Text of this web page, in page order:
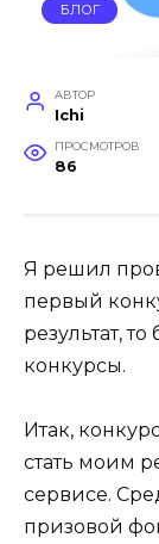
БЛОГ
АВТОР
Ichi
ПРОСМОТРОВ
86
Я решил
первый
результат,
конкурсы.
Итак,
стать моим
сервисе.
призовой